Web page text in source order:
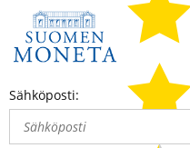
Sähköposti: